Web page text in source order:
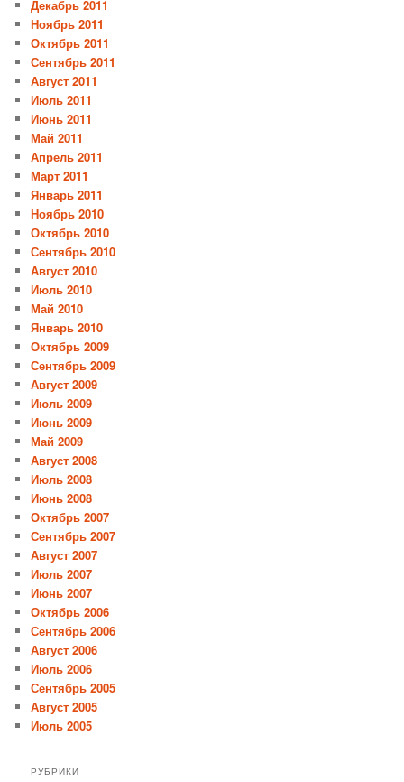
Декабрь 2011
Ноябрь 2011
Октябрь 2011
Сентябрь 2011
Август 2011
Июль 2011
Июнь 2011
Май 2011
Апрель 2011
Март 2011
Январь 2011
Ноябрь 2010
Октябрь 2010
Сентябрь 2010
Август 2010
Июль 2010
Май 2010
Январь 2010
Октябрь 2009
Сентябрь 2009
Август 2009
Июль 2009
Июнь 2009
Май 2009
Август 2008
Июль 2008
Июнь 2008
Октябрь 2007
Сентябрь 2007
Август 2007
Июль 2007
Июнь 2007
Октябрь 2006
Сентябрь 2006
Август 2006
Июль 2006
Сентябрь 2005
Август 2005
Июль 2005
РУБРИКИ